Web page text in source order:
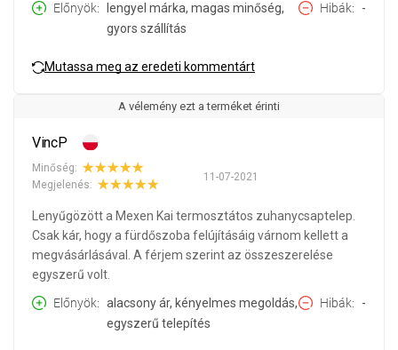
Előnyök
lengyel márka, magas minőség,
gyors szállítás
Hibák -
Mutassa meg az eredeti kommentárt
A vélemény ezt a terméket érinti
VincP
11-07-2021
Minőség:
Megjelenés:
Lenyűgözött a Mexen Kai termosztátos zuhanycsaptelep.
Csak kár, hogy a fürdőszoba felújításáig várnom kellett a
megvásárlásával. A férjem szerint az összeszerelése
egyszerű volt.
Előnyök
alacsony ár, kényelmes megoldás,
egyszerű telepítés
Hibák -